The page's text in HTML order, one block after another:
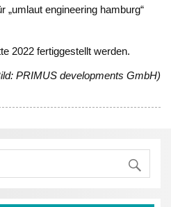
„umlaut engineering hamburg“
2022 fertiggestellt werden.
PRIMUS developments GmbH)